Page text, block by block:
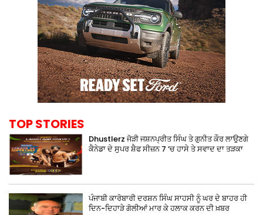
TOP STORIES
Dhustlerz ਜੋੜੀ ਜਸ਼ਨਪ੍ਰੀਤ ਸਿੰਘ ਤੇ ਗੁਨੀਤ ਕੌਰ ਲਾਉਣਗੇ
ਕੈਨੇਡਾ ਦੇ ਸੁਪਰ ਸ਼ੈਫ ਸੀਜ਼ਨ 7 ‘ਚ ਹਾਸੇ ਤੇ ਸਵਾਦ ਦਾ ਤੜਕਾ
ਪੰਜਾਬੀ ਕਾਰੋਬਾਰੀ ਦਰਸ਼ਨ ਸਿੰਘ ਸਾਹਸੀ ਨੂੰ ਘਰ ਦੇ ਬਾਹਰ ਹੀ
ਦਿਨ-ਦਿਹਾੜੇ ਗੋਲੀਆਂ ਮਾਰ ਕੇ ਹਲਾਕ ਕਰਨ ਦੀ ਖ਼ਬਰ